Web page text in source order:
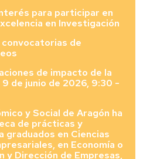
para participar en
en Investigación
de
de impacto de la
de junio de 2026, 9:30 -
y Social de Aragón ha
de prácticas y
graduados en Ciencias
en Economía o
y Dirección de Empresas,